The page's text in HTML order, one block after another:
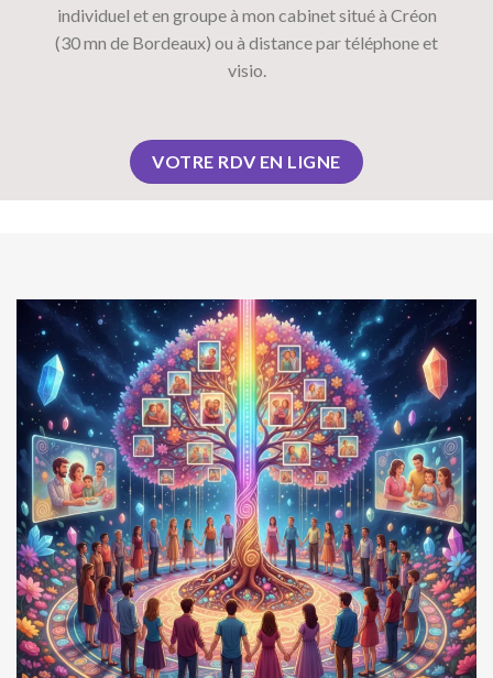
individuel et en groupe à mon cabinet situé à Créon
(30 mn de Bordeaux) ou à distance par téléphone et
visio.
VOTRE RDV EN LIGNE